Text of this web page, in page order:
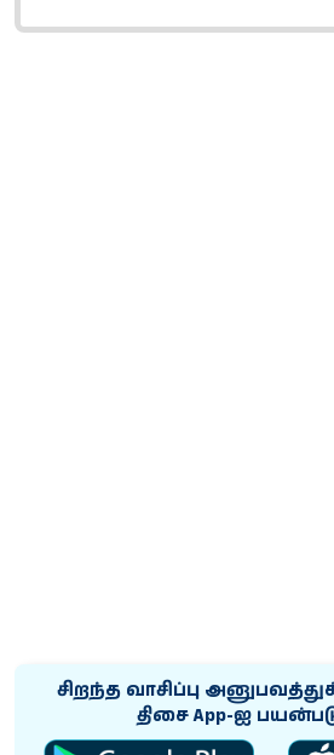
சிறந்த வாசிப்பு
திசை App-ஐ